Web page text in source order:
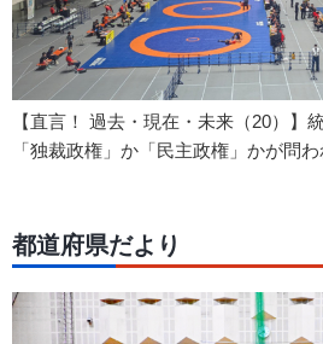
【直言！ 過去・現在・未来（20）】
「独裁政権」か「民主政権」かが問
都道府県だより